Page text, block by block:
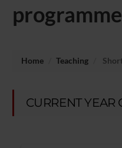
Home Teaching
CURRENT YEAR